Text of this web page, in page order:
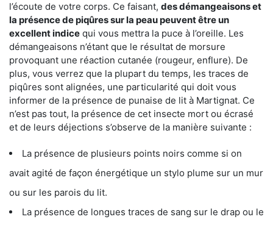
l’écoute de votre corps. Ce faisant, des démangeaisons et
la présence de piqûres sur la peau peuvent être un
excellent indice qui vous mettra la puce à l’oreille. Les
démangeaisons n’étant que le résultat de morsure
provoquant une réaction cutanée (rougeur, enflure). De
plus, vous verrez que la plupart du temps, les traces de
piqûres sont alignées, une particularité qui doit vous
informer de la présence de punaise de lit à Martignat. Ce
n’est pas tout, la présence de cet insecte mort ou écrasé
et de leurs déjections s’observe de la manière suivante :
La présence de plusieurs points noirs comme si on
avait agité de façon énergétique un stylo plume sur un mur
ou sur les parois du lit.
La présence de longues traces de sang sur le drap ou le